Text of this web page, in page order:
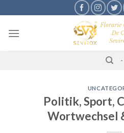
to
content
-
Politik, Sport,
Wortwechsel